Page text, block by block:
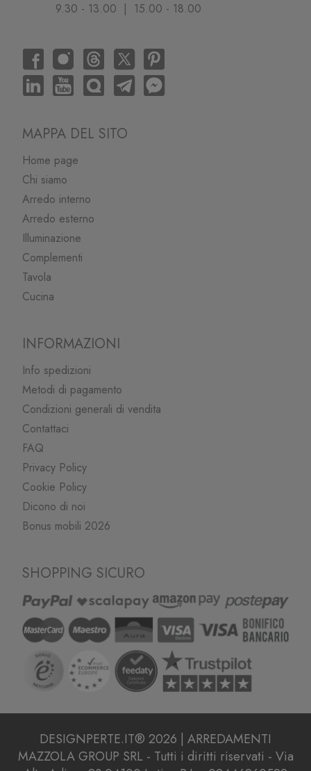
9.30 - 13.00 | 15.00 - 18.00
MAPPA DEL SITO
Home page
Chi siamo
Arredo interno
Arredo esterno
Illuminazione
Complementi
Tavola
Cucina
INFORMAZIONI
Info spedizioni
Metodi di pagamento
Condizioni generali di vendita
Contattaci
FAQ
Privacy Policy
Cookie Policy
Dicono di noi
Bonus mobili 2026
SHOPPING SICURO
DESIGNPERTE.IT® 2026 | ARREDAMENTI
MAZZOLA GROUP SRL - Tutti i diritti riservati - Via